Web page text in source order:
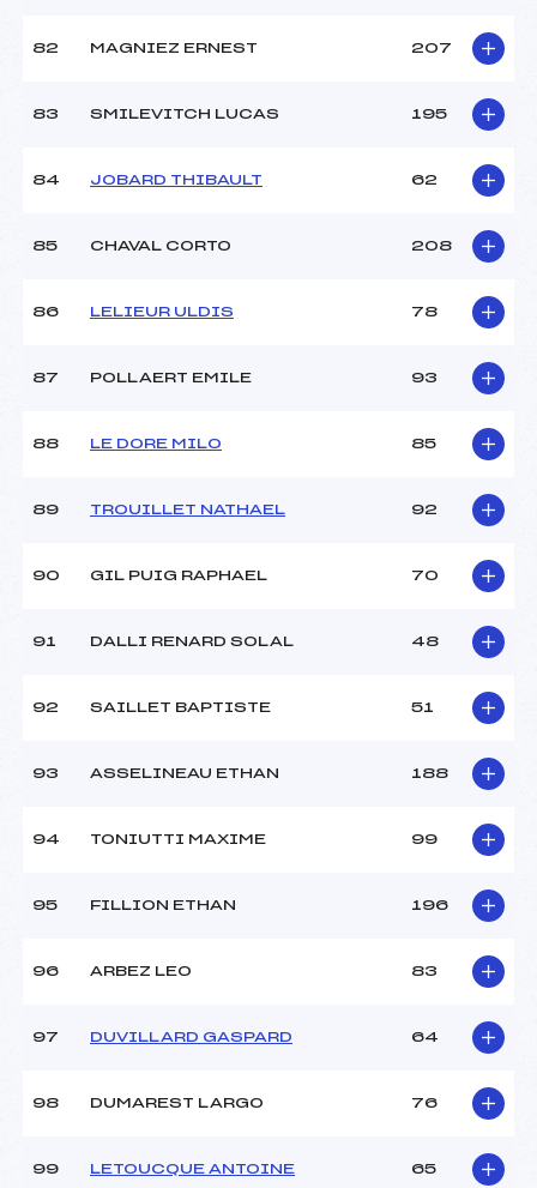
82 MAGNIEZ ERNEST 207
83 SMILEVITCH LUCAS 195
84 JOBARD THIBAULT 62
85 CHAVAL CORTO 208
86 LELIEUR ULDIS 78
87 POLLAERT EMILE 93
88 LE DORE MILO 85
89 TROUILLET NATHAEL 92
90 GIL PUIG RAPHAEL 70
91 DALLI RENARD SOLAL 48
92 SAILLET BAPTISTE 51
93 ASSELINEAU ETHAN 188
94 TONIUTTI MAXIME 99
95 FILLION ETHAN 196
96 ARBEZ LEO 83
97 DUVILLARD GASPARD 64
98 DUMAREST LARGO 76
99 LETOUCQUE ANTOINE 65